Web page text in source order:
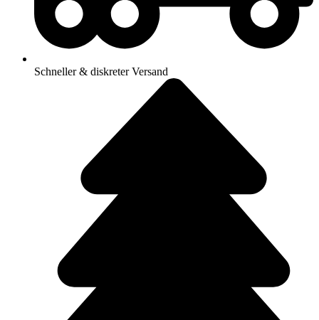
Schneller & diskreter Versand